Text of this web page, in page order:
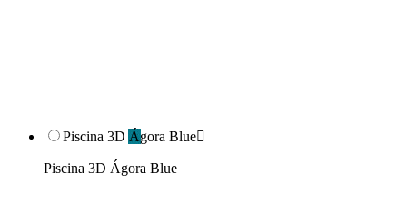
Piscina 3D Ágora Blue
Piscina 3D Ágora Blue